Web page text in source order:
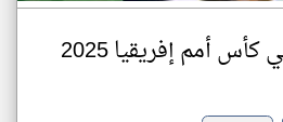
أمم إفريقيا 2025